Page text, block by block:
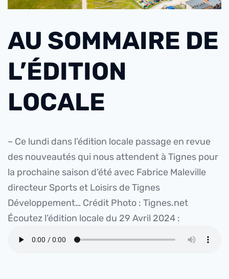
AU SOMMAIRE DE
L’ÉDITION
LOCALE
– Ce lundi dans l’édition locale passage en revue
des nouveautés qui nous attendent à Tignes pour
la prochaine saison d’été avec Fabrice Maleville
directeur Sports et Loisirs de Tignes
Développement… Crédit Photo : Tignes.net
Écoutez l’édition locale du 29 Avril 2024 :